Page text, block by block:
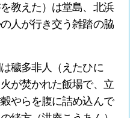
教えた）は堂島、北浜
人が行き交う雑踏の脇
穢多非人（えたひに
が焚かれた飯場で、立
やらを腹に詰め込んで